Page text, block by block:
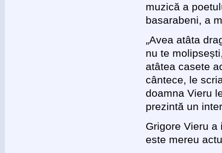
muzică a
basarabeni, a
„Avea atâta
nu te
atâtea casete
cântece, le
doamna Vieru
prezintă un
Grigore Vieru
este mereu